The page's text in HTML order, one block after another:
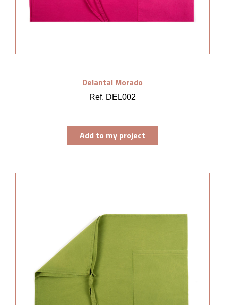
Delantal Morado
Ref. DEL002
Add to my project